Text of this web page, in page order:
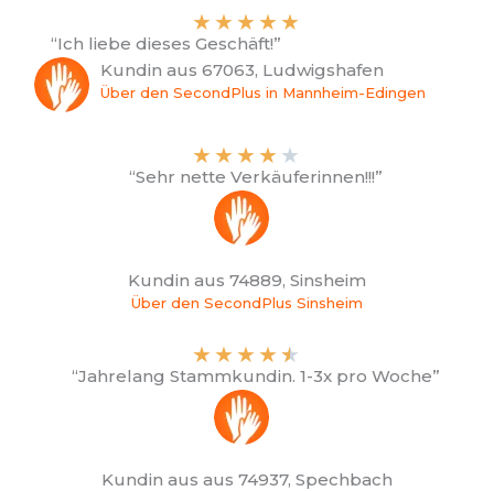
★★★★★
“Ich liebe dieses Geschäft!”
Kundin aus 67063, Ludwigshafen
Über den SecondPlus in Mannheim-Edingen
★★★★ ★
“Sehr nette Verkäuferinnen!!!”
Kundin aus 74889, Sinsheim
Über den SecondPlus Sinsheim
★★★★★
“Jahrelang Stammkundin. 1-3x pro Woche”
Kundin aus aus 74937, Spechbach